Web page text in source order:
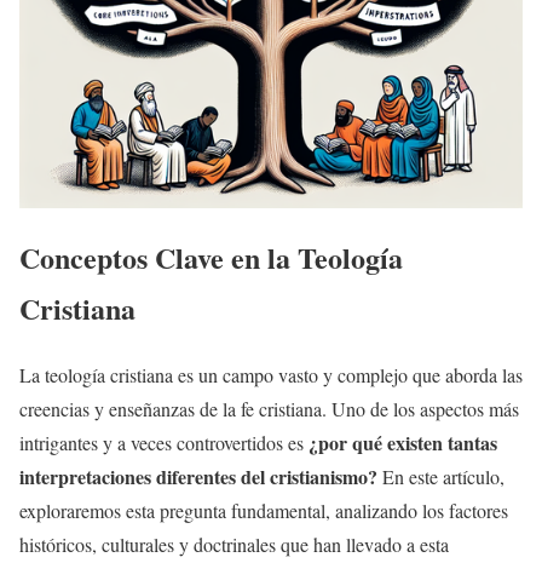
Conceptos Clave en la Teología
Cristiana
La teología cristiana es un campo vasto y complejo que aborda las
creencias y enseñanzas de la fe cristiana. Uno de los aspectos más
intrigantes y a veces controvertidos es ¿por qué existen tantas
interpretaciones diferentes del cristianismo? En este artículo,
exploraremos esta pregunta fundamental, analizando los factores
históricos, culturales y doctrinales que han llevado a esta